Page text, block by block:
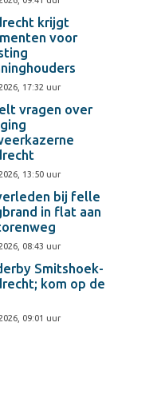
krijgt
voor
17:32 uur
vragen over
13:50 uur
bij felle
in flat aan
08:43 uur
Smitshoek-
kom op de
09:01 uur